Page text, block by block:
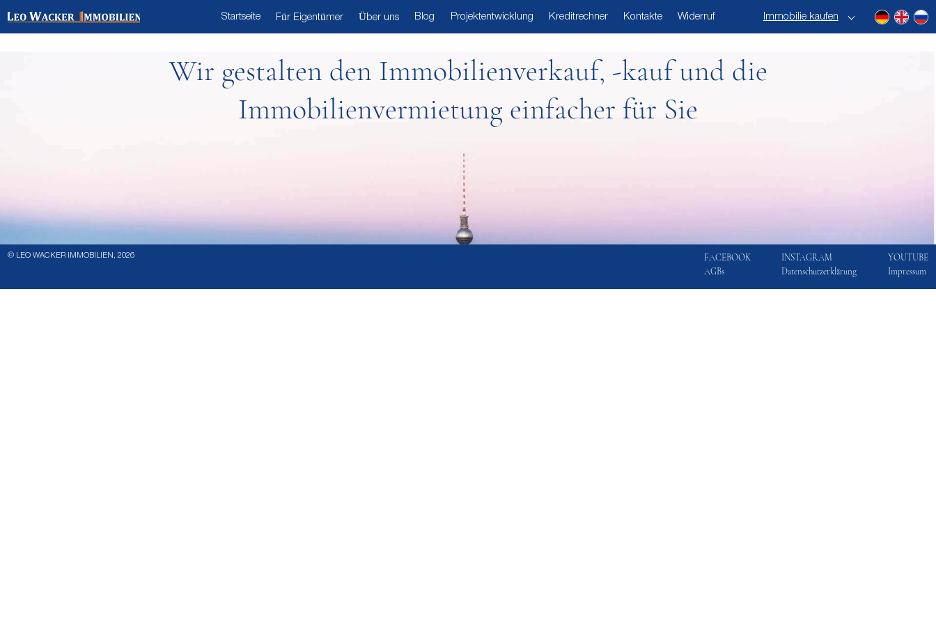
Startseite Für Eigentümer Über uns Blog Projektentwicklung Kreditrechner Kontakte Widerruf Immobilie kaufen
Wir gestalten den Immobilienverkauf, -kauf und die
Immobilienvermietung einfacher für Sie
© LEO WACKER IMMOBILIEN, 2026 FACEBOOK INSTAGRAM
YOUTUBE
AGBs
Datenschutzerklärung Impressum